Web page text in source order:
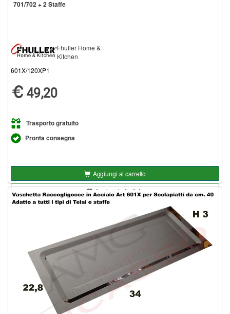
701/702 + 2 Staffe
Fhuller Home &
Kitchen
601X/120XP1
49,20
Trasporto gratuito
Pronta consegna
Aggiungi al carrello
Aggiungi alla lista